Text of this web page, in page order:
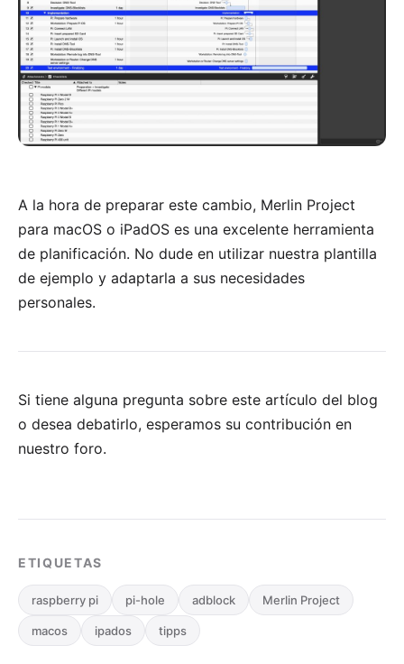
A la hora de preparar este cambio, Merlin Project
para macOS o iPadOS es una excelente herramienta
de planificación. No dude en utilizar nuestra plantilla
de ejemplo y adaptarla a sus necesidades
personales.
Si tiene alguna pregunta sobre este artículo del blog
o desea debatirlo, esperamos su contribución en
nuestro foro.
ETIQUETAS
raspberry pi pi-hole adblock Merlin Project
macos ipados tipps